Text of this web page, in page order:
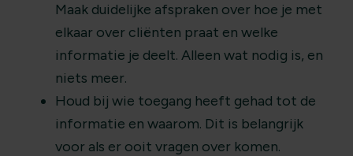
Maak duidelijke afspraken over hoe je met
elkaar over cliënten praat en welke
informatie je deelt. Alleen wat nodig is, en
niets meer.
Houd bij wie toegang heeft gehad tot de
informatie en waarom. Dit is belangrijk
voor als er ooit vragen over komen.